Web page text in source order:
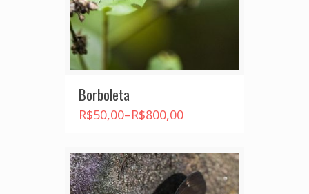
Borboleta
R$50,00–R$800,00